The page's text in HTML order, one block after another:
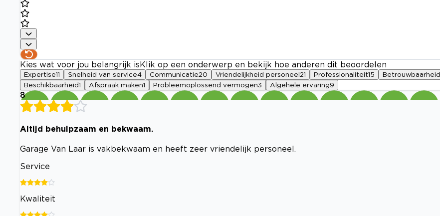
Kies wat voor jou belangrijk is Klik op een onderwerp en bekijk hoe anderen dit beoordelen
Expertise11 Snelheid van service4 Communicatie20 Vriendelijkheid personeel 21 Professionaliteit15 Betrouwbaarheid
Beschikbaarheid1 Afspraak maken1 Probleemoplossend vermogen3 Algehele ervaring9
8
Altijd behulpzaam en bekwaam.
Garage Van Laar is vakbekwaam en heeft zeer vriendelijk personeel.
Service
Kwaliteit